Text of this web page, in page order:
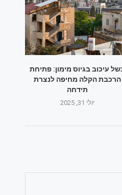
עיכוב בגיוס מימון: פתיחת
הרכבת הקלה מחיפה לנצרת
תידחה
יולי 31, 2025